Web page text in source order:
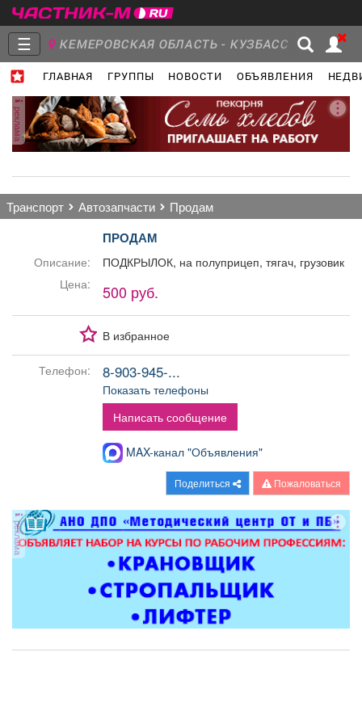
☰ КЕМЕРОВСКАЯ ОБЛАСТЬ - КУЗБАСС
ГЛАВНАЯ ГРУППЫ НОВОСТИ ОБЪЯВЛЕНИЯ
Главная
Группы Новости
Обучение
ТВ программа Я - пенсионер
реклама
транспорт автозапчасти продам
ПРОДАМ
Описание:
ПОДКРЫЛОК, на полуприцеп, тягач, грузовик
Цена:
500 руб.
В избранное
Телефон: 8-903-945-...
Показать телефоны
Написать сообщение
MAX-канал "Объявления"
Поделиться Пожаловаться
реклама